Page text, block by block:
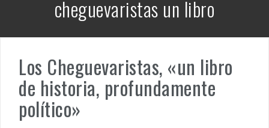
cheguevaristas un libro
Los Cheguevaristas, «un libro
de historia, profundamente
político»